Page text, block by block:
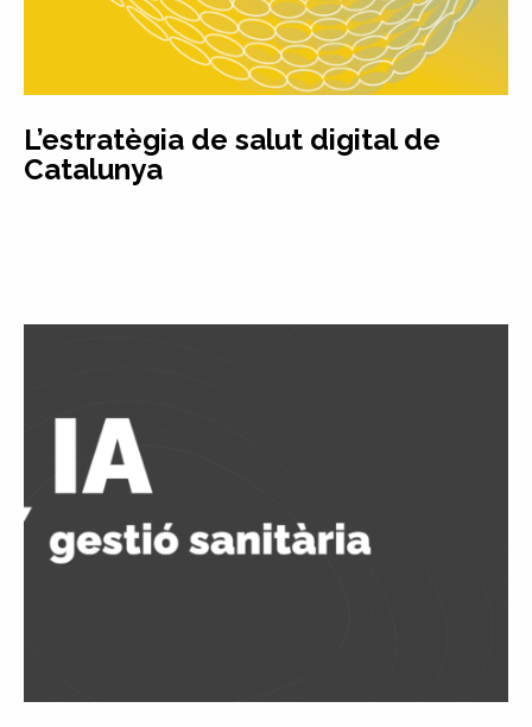
L’estratègia de salut digital de
Catalunya